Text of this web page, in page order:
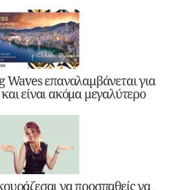
Waves επαναλαμβάνεται για
είναι ακόμα μεγαλύτερο
να προσπαθείς να